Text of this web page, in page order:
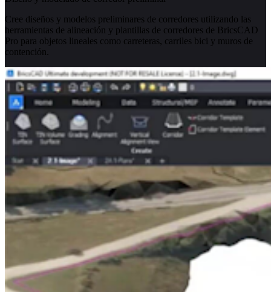
Cree diseños y modelos preliminares de corredores utilizando las
herramientas de alineación y plantillas de corredores de BricsCAD
Pro para objetos lineales como carreteras, carriles bici y muros de
contención.